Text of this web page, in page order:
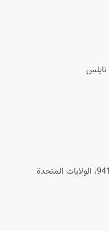
سان فرانسيسكو، كاليفورنيا 94117، الولايات المتحدة